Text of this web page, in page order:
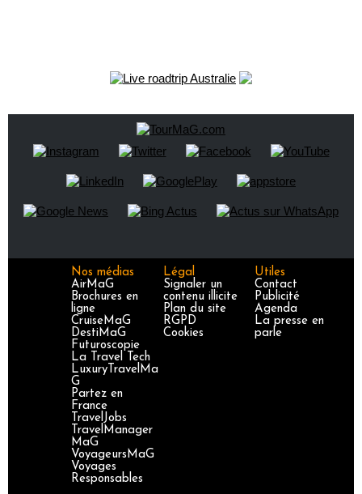
Nos médias
AirMaG
Brochures en
ligne
CruiseMaG
DestiMaG
Futuroscopie
La Travel Tech
LuxuryTravelMa
G
Partez en
France
TravelJobs
TravelManager
MaG
VoyageursMaG
Voyages
Responsables
Légal
Signaler un
contenu illicite
Plan du site
RGPD
Cookies
Utiles
Contact
Publicité
Agenda
La presse en
parle